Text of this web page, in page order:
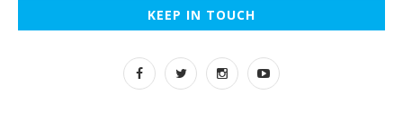
KEEP IN TOUCH